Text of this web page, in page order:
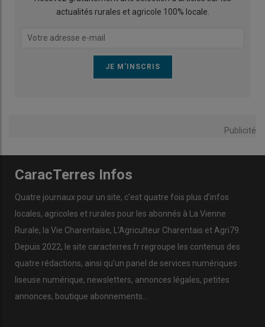
actualités rurales et agricole 100% locale.
Publicité
CaracTerres Infos
Quatre journaux pour un site, c’est quatre fois plus d’infos
locales, agricoles et rurales pour les abonnés à La Vienne
Rurale, la Vie Charentaise, L’Agriculteur Charentais et Agri79.
Depuis 2022, le site caracterres.fr regroupe les contenus des
quatre rédactions, ainsi qu’un panel de services numériques :
liseuse numérique, newsletters, annonces légales, petites
annonces, boutique abonnements…